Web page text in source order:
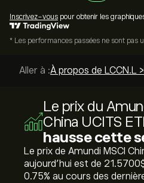
Inscrivez-vous pour obtenir les
* Les performances passées ne sont pas
Aller à :À propos de LCCN.L >
Le prix du
China UCITS
hausse cette
Le prix de Amundi MSCI
aujourd'hui est de
‎0.75‎% au cours des